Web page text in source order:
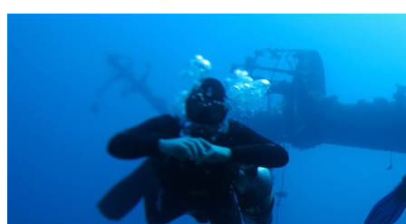
Das Sidemount-Forum ist auf
ein neues Forensystem
umgezogen und wie gewohnt
https://www.sidemount-
forum.com erreichbar.